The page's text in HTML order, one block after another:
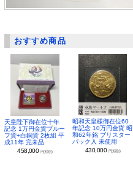
おすすめ商品
天皇陛下御在位十年
記念 1万円金貨プルー
フ貨+白銅貨 2枚組 平
成11年 完未品
458,000 円(税別)
昭和天皇様御在位60
年記念 10万円金貨 昭
和62年銘 ブリスター
パック入 未使用
430,000 円(税別)